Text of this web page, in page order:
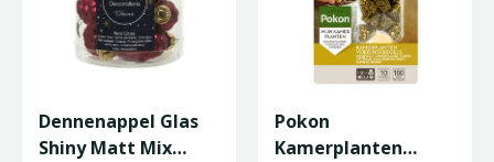
Dennenappel Glas
Shiny Matt Mix
Pokon
Kamerplanten